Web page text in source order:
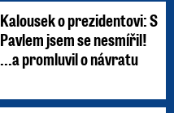
Kalousek o prezidentovi: S
Pavlem jsem se nesmířil!
...a promluvil o návratu